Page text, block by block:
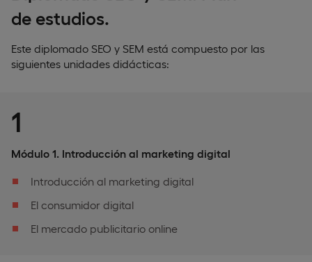
de estudios.
Este diplomado SEO y SEM está compuesto por las
siguientes unidades didácticas:
1
Módulo 1. Introducción al marketing digital
Introducción al marketing digital
El consumidor digital
El mercado publicitario online